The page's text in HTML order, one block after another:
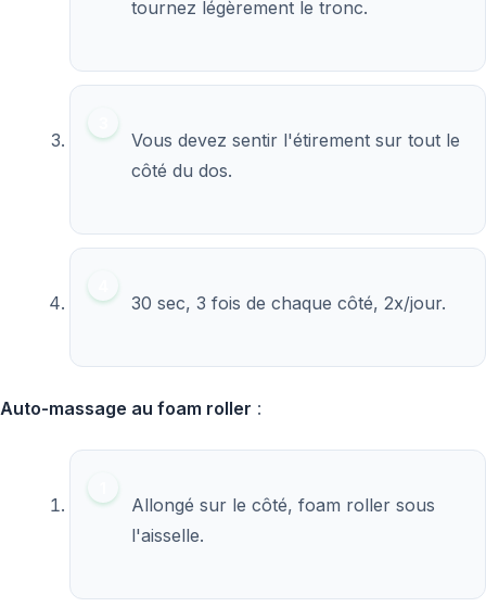
tournez légèrement le tronc.
Vous devez sentir l'étirement sur tout le
côté du dos.
30 sec, 3 fois de chaque côté, 2x/jour.
Auto-massage au foam roller :
Allongé sur le côté, foam roller sous
l'aisselle.